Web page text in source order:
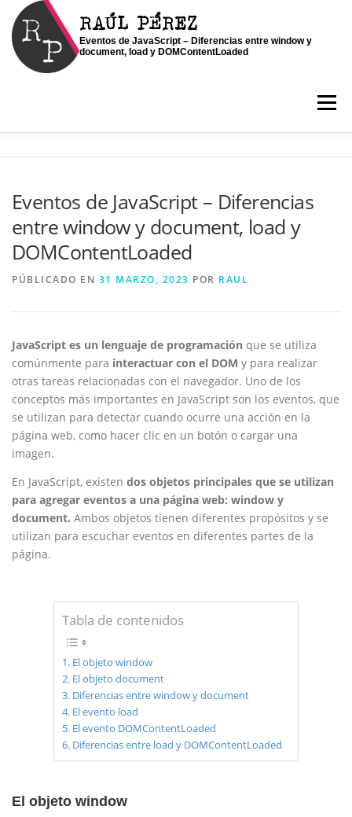
Saltar
contenido
RAÚL PÉREZ
Eventos de JavaScript – Diferencias entre window y
document, load y DOMContentLoaded
Menú
PORTFOLIO CONTACTO BLOG
Eventos de JavaScript – Diferencias
entre window y document, load y
DOMContentLoaded
PÚBLICADO EN 31 MARZO, 2023 POR RAUL
JavaScript es un lenguaje de programación que se utiliza
comúnmente para interactuar con el DOM y para realizar
otras tareas relacionadas con el navegador. Uno de los
conceptos más importantes en JavaScript son los eventos, que
se utilizan para detectar cuando ocurre una acción en la
página web, como hacer clic en un botón o cargar una
imagen.
En JavaScript, existen dos objetos principales que se utilizan
para agregar eventos a una página web: window y
document. Ambos objetos tienen diferentes propósitos y se
utilizan para escuchar eventos en diferentes partes de la
página.
Tabla de contenidos
El objeto window
El objeto document
Diferencias entre window y document
El evento load
El evento DOMContentLoaded
Diferencias entre load y DOMContentLoaded
El objeto window